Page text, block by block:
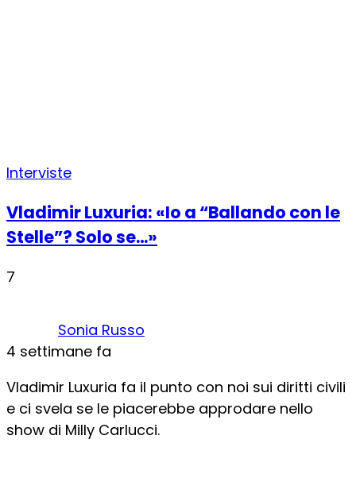
Interviste
Vladimir Luxuria: «Io a “Ballando con le
Stelle”? Solo se…»
7
Sonia Russo
4 settimane fa
Vladimir Luxuria fa il punto con noi sui diritti civili
e ci svela se le piacerebbe approdare nello
show di Milly Carlucci.